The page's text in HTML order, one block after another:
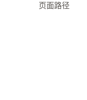
页面路径